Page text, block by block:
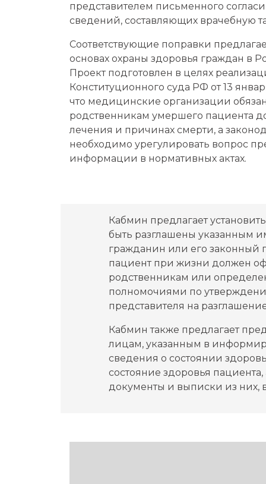
представителем письменного
сведений, составляющих врачебную
Соответствующие поправки
основах охраны здоровья граждан в
Проект подготовлен в целях
Конституционного суда РФ от 13
что медицинские организации
родственникам умершего пациента
лечения и причинах смерти, а
необходимо урегулировать вопрос
информации в нормативных актах.
Кабмин предлагает
быть разглашены указанным
гражданин или его законный
пациент при жизни должен
родственникам или
полномочиями по
представителя на
Кабмин также предлагает
лицам, указанным в
сведения о состоянии
состояние здоровья
документы и выписки из них,